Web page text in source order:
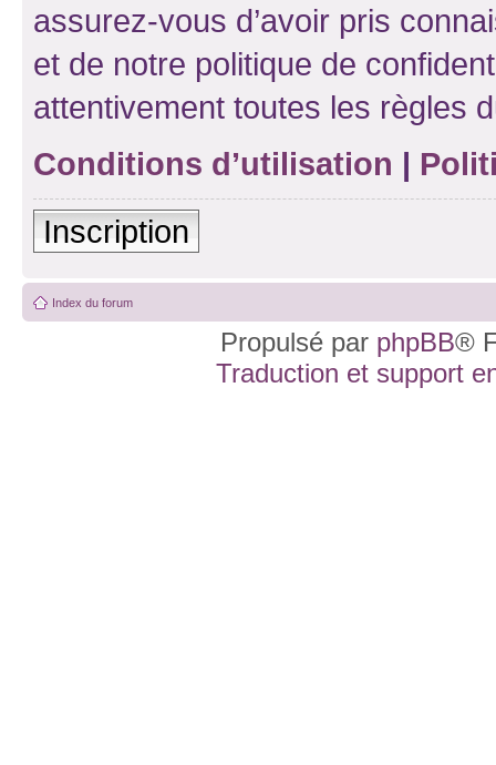
assurez-vous d’avoir pris
et de notre politique de
attentivement toutes les règles
Conditions d’utilisation |
Inscription
Index du forum
Propulsé par phpBB®
Traduction et support